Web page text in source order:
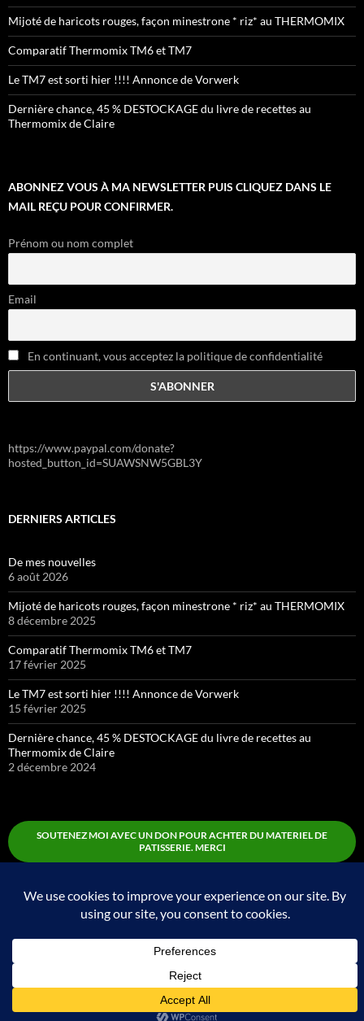
Mijoté de haricots rouges, façon minestrone * riz* au THERMOMIX
Comparatif Thermomix TM6 et TM7
Le TM7 est sorti hier !!!! Annonce de Vorwerk
Dernière chance, 45 % DESTOCKAGE du livre de recettes au
Thermomix de Claire
ABONNEZ VOUS À MA NEWSLETTER PUIS CLIQUEZ DANS LE
MAIL REÇU POUR CONFIRMER.
Prénom ou nom complet
Email
En continuant, vous acceptez la politique de confidentialité
https://www.paypal.com/donate?
hosted_button_id=SUAWSNW5GBL3Y
DERNIERS ARTICLES
De mes nouvelles
6 août 2026
Mijoté de haricots rouges, façon minestrone * riz* au THERMOMIX
8 décembre 2025
Comparatif Thermomix TM6 et TM7
17 février 2025
Le TM7 est sorti hier !!!! Annonce de Vorwerk
15 février 2025
Dernière chance, 45 % DESTOCKAGE du livre de recettes au
Thermomix de Claire
2 décembre 2024
SOUTENEZ MOI AVEC UN DON POUR ACHTER DU MATERIEL DE
PATISSERIE. MERCI
Fièrement propulsé par WordPress